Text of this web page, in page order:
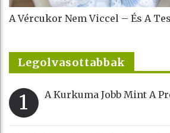
A Vércukor Nem Viccel – És A
Legolvasottabbak
1 A Kurkuma Jobb Mint A